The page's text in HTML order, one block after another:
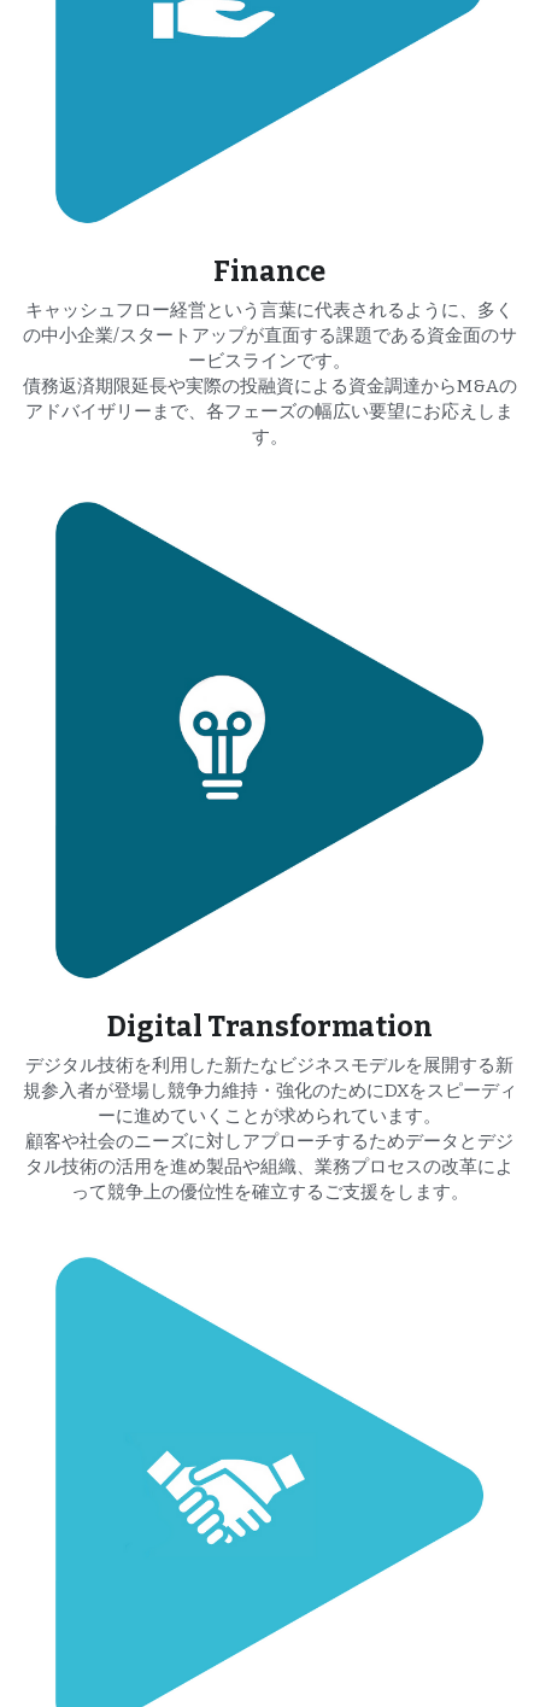
Finance
キャッシュフロー経営という言葉に代表されるように、多く
の中小企業/スタートアップが直面する課題である資金面のサ
ービスラインです。
債務返済期限延長や実際の投融資による資金調達からM&Aの
アドバイザリーまで、各フェーズの幅広い要望にお応えしま
す。
Digital Transformation
デジタル技術を利用した新たなビジネスモデルを展開する新
規参入者が登場し競争力維持・強化のためにDXをスピーディ
ーに進めていくことが求められています。
顧客や社会のニーズに対しアプローチするためデータとデジ
タル技術の活用を進め製品や組織、業務プロセスの改革によ
って競争上の優位性を確立するご支援をします。